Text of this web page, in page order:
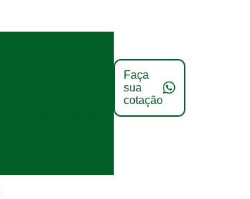
Faça
sua
cotação